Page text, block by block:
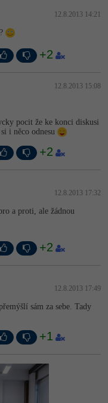
12.8.2013 14:21
+2
12.8.2013 15:08
pocit že ke konci diskusi
i něco odnesu
+2
12.8.2013 17:32
a proti, ale žádnou
+2
12.8.2013 17:49
sám za sebe. Tady
+1